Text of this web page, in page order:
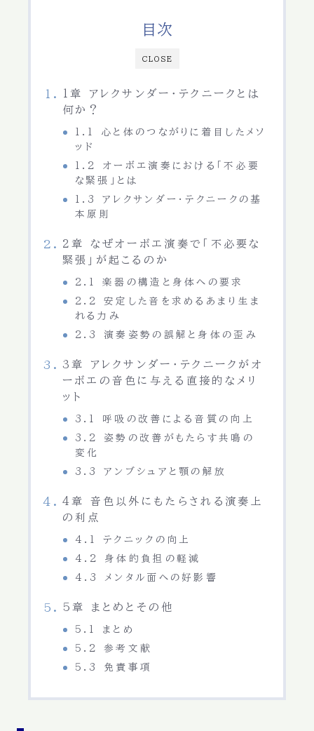
CLOSE
目次
1章 アレクサンダー・テクニークとは
何か？
1.1 心と体のつながりに着目したメソ
ッド
1.2 オーボエ演奏における「不必要
な緊張」とは
1.3 アレクサンダー・テクニークの基
本原則
2章 なぜオーボエ演奏で「不必要な
緊張」が起こるのか
2.1 楽器の構造と身体への要求
2.2 安定した音を求めるあまり生ま
れる力み
2.3 演奏姿勢の誤解と身体の歪み
3章 アレクサンダー・テクニークがオ
ーボエの音色に与える直接的なメリ
ット
3.1 呼吸の改善による音質の向上
3.2 姿勢の改善がもたらす共鳴の
変化
3.3 アンブシュアと顎の解放
4章 音色以外にもたらされる演奏上
の利点
4.1 テクニックの向上
4.2 身体的負担の軽減
4.3 メンタル面への好影響
5章 まとめとその他
5.1 まとめ
5.2 参考文献
5.3 免責事項